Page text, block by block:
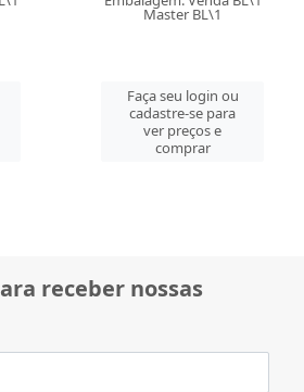
Master BL\1
Faça seu login ou
cadastre-se para
ver preços e
comprar
receber nossas